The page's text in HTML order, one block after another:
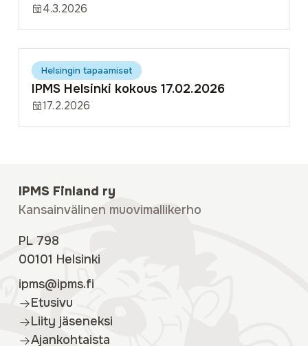
4.3.2026
Helsingin tapaamiset
IPMS Helsinki kokous 17.02.2026
17.2.2026
IPMS Finland ry
Kansainvälinen muovimallikerho
PL 798
00101 Helsinki
ipms@ipms.fi
Etusivu
Liity jäseneksi
Ajankohtaista